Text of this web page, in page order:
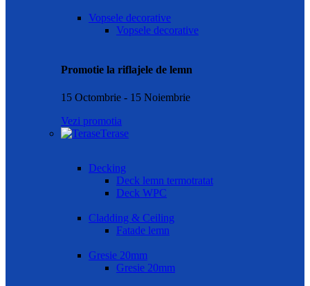
Vopsele decorative
Vopsele decorative
Promotie la riflajele de lemn
15 Octombrie - 15 Noiembrie
Vezi promotia
Terase
Decking
Deck lemn termotratat
Deck WPC
Cladding & Ceiling
Fatade lemn
Gresie 20mm
Gresie 20mm